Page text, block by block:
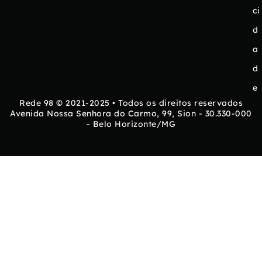
ci
d
a
d
e
Rede 98 © 2021-2025 • Todos os direitos reservados
Avenida Nossa Senhora do Carmo, 99, Sion - 30.330-000
- Belo Horizonte/MG